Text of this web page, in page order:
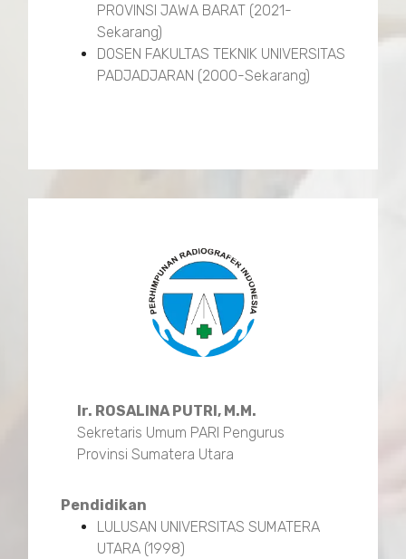
PROVINSI JAWA BARAT (2021-
Sekarang)
DOSEN FAKULTAS TEKNIK UNIVERSITAS
PADJADJARAN (2000-Sekarang)
Ir. ROSALINA PUTRI, M.M.
Sekretaris Umum PARI Pengurus
Provinsi Sumatera Utara
Pendidikan
LULUSAN UNIVERSITAS SUMATERA
UTARA (1998)